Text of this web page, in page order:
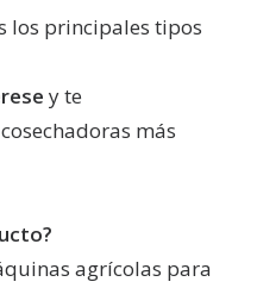
los principales tipos
y te
más
agrícolas para